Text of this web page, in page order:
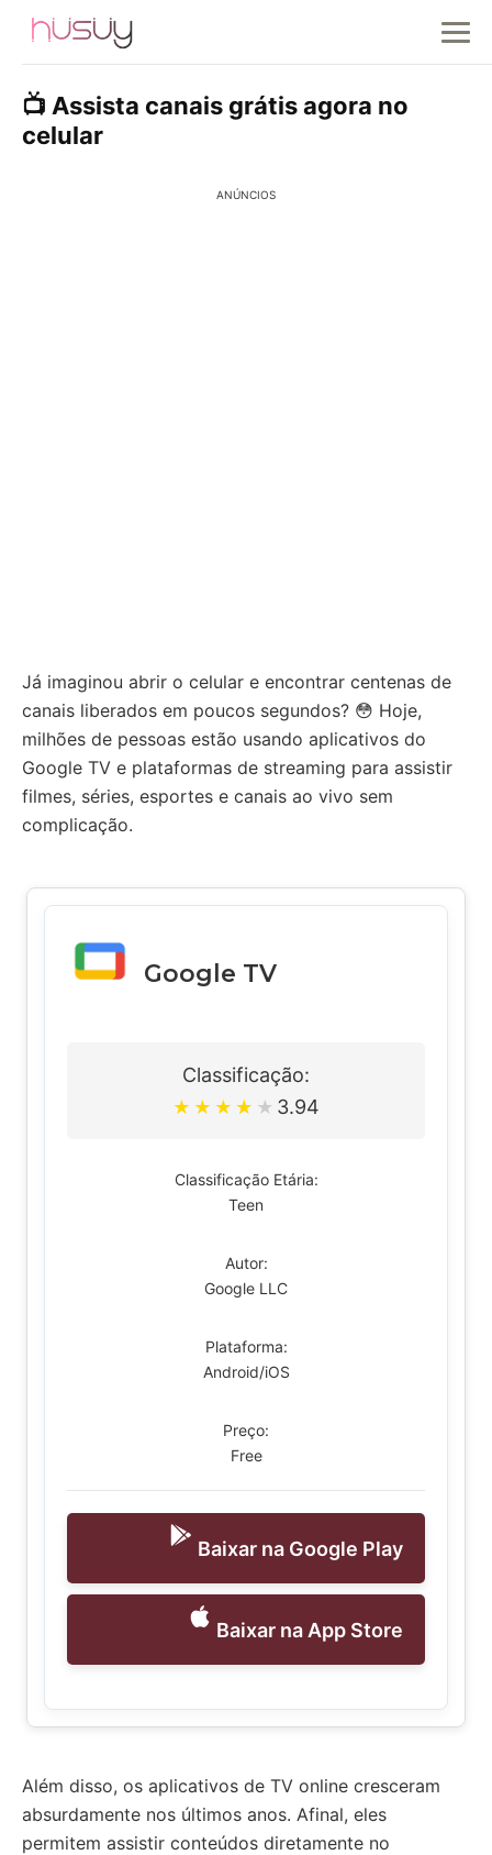
📺 Assista canais grátis agora no
celular
ANÚNCIOS
Já imaginou abrir o celular e encontrar centenas de
canais liberados em poucos segundos? 😳 Hoje,
milhões de pessoas estão usando aplicativos do
Google TV e plataformas de streaming para assistir
filmes, séries, esportes e canais ao vivo sem
complicação.
Google TV
Classificação:
★ ★ ★ ★ ★ 3.94
Classificação Etária:
Teen
Autor:
Google LLC
Plataforma:
Android/iOS
Preço:
Free
Baixar na Google Play
Baixar na App Store
Além disso, os aplicativos de TV online cresceram
absurdamente nos últimos anos. Afinal, eles
permitem assistir conteúdos diretamente no